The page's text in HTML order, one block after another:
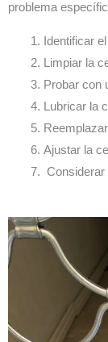
problema
Identificar
Limpiar la
Probar con
Lubricar la
Ajustar la
Considerar